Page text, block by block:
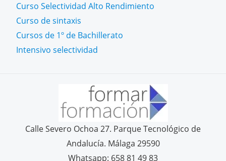
Curso Selectividad Alto Rendimiento
Curso de sintaxis
Cursos de 1º de Bachillerato
Intensivo selectividad
Calle Severo Ochoa 27. Parque Tecnológico de
Andalucía. Málaga 29590
Whatsapp: 658 81 49 83